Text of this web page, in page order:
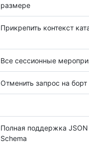
размере
Прикрепить контекст
Все сессионные
Отменить запрос на борт
Полная поддержка JSON
Schema